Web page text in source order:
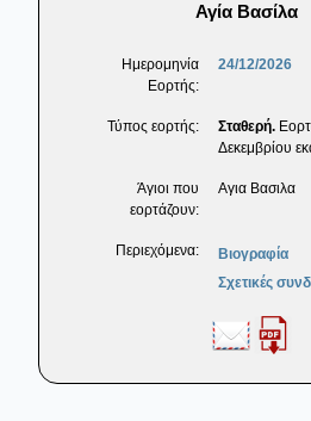
Αγία Βασίλα
Ημερομηνία
Εορτής:
24/12/2026
Τύπος εορτής: Σταθερή.
Δεκεμβρίου
Άγιοι που
εορτάζουν:
Αγια Βασιλα
Περιεχόμενα:
Βιογραφία
Σχετικές